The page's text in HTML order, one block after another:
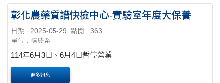
彰化農藥質譜快檢中心-實驗室年度大保養
日期 : 2025-05-29
點閱 : 363
單位 : 精農系
114年6月3日、6月4日暫停營業
更多訊息